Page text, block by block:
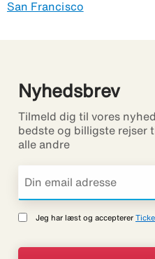
San Francisco
Nyhedsbrev
Tilmeld dig til vores
bedste og billigste rejser
alle andre
Jeg har læst og accepterer